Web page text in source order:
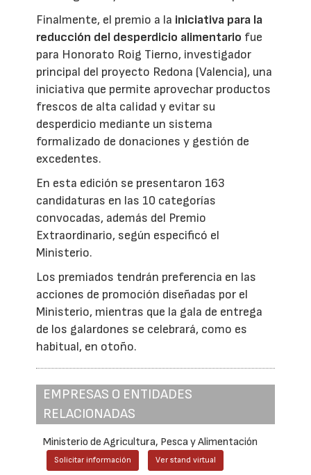
Finalmente, el premio a la iniciativa para la
reducción del desperdicio alimentario fue
para Honorato Roig Tierno, investigador
principal del proyecto Redona (Valencia), una
iniciativa que permite aprovechar productos
frescos de alta calidad y evitar su
desperdicio mediante un sistema
formalizado de donaciones y gestión de
excedentes.
En esta edición se presentaron 163
candidaturas en las 10 categorías
convocadas, además del Premio
Extraordinario, según especificó el
Ministerio.
Los premiados tendrán preferencia en las
acciones de promoción diseñadas por el
Ministerio, mientras que la gala de entrega
de los galardones se celebrará, como es
habitual, en otoño.
EMPRESAS O ENTIDADES
RELACIONADAS
Ministerio de Agricultura, Pesca y Alimentación
Solicitar información Ver stand virtual